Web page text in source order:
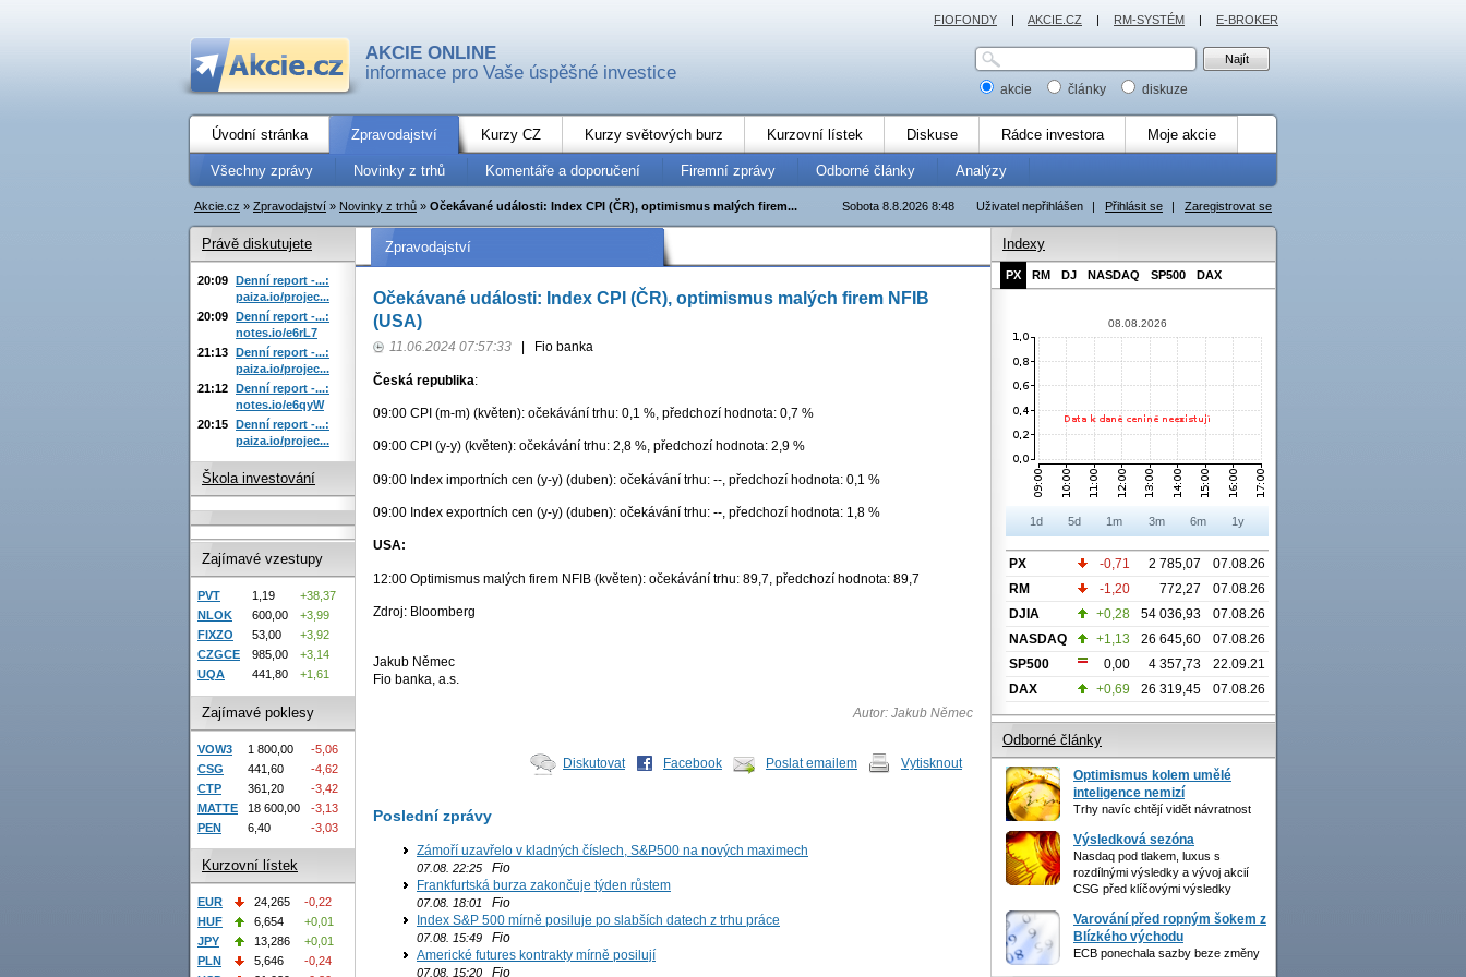
AKCIE ONLINE
informace pro Vaše úspěšné investice
akcie články diskuze
Úvodní stránka Zpravodajství Kurzy CZ Kurzy světových burz Kurzovní lístek Diskuse Rádce investora Moje akcie
Všechny zprávy Novinky z trhů Komentáře a doporučení Firemní zprávy Odborné články Analýzy
Uživatel nepřihlášen | Přihlásit se | Zaregistrovat se
Sobota 8.8.2026 8:48
Akcie.cz » Zpravodajství » Novinky z trhů » Očekávané události: Index CPI (ČR), optimismus malých firem...
Zpravodajství
Očekávané události: Index CPI (ČR), optimismus malých firem NFIB
(USA)
11.06.2024 07:57:33 Fio banka
Česká republika:
09:00 CPI (m-m) (květen): očekávání trhu: 0,1 %, předchozí hodnota: 0,7 %
09:00 CPI (y-y) (květen): očekávání trhu: 2,8 %, předchozí hodnota: 2,9 %
09:00 Index importních cen (y-y) (duben): očekávání trhu: --, předchozí hodnota: 0,1 %
09:00 Index exportních cen (y-y) (duben): očekávání trhu: --, předchozí hodnota: 1,8 %
USA:
12:00 Optimismus malých firem NFIB (květen): očekávání trhu: 89,7, předchozí hodnota: 89,7
Zdroj: Bloomberg
Jakub Němec
Fio banka, a.s.
Autor: Jakub Němec
Diskutovat Facebook Poslat emailem Vytisknout
Poslední zprávy
Zámoří uzavřelo v kladných číslech, S&P500 na nových maximech
07.08. 22:25 Fio
Frankfurtská burza zakončuje týden růstem
07.08. 18:01
Fio
Index S&P 500 mírně posiluje po slabších datech z trhu práce
07.08. 15:49 Fio
Americké futures kontrakty mírně posilují
07.08. 15:20 Fio
Právě diskutujete
20:09 Denní report -...:
paiza.io/projec...
20:09 Denní report -...:
notes.io/e6rL7
21:13 Denní report -...:
paiza.io/projec...
21:12 Denní report -...:
notes.io/e6qyW
20:15 Denní report -...:
paiza.io/projec...
Škola investování
Zajímavé vzestupy
PVT 1,19
+38,37
NLOK
600,00
+3,99
FIXZO
53,00
+3,92
CZGCE
985,00
+3,14
UQA
441,80 +1,61
Zajímavé poklesy
VOW3 1 800,00
-5,06
CSG
441,60
-4,62
CTP
361,20
-3,42
MATTE
18 600,00
-3,13
PEN
6,40 -3,03
Kurzovní lístek
EUR 24,265
-0,22
HUF
6,654
+0,01
JPY
13,286
+0,01
PLN
5,646
-0,24
Indexy
PX RM DJ NASDAQ SP500 DAX
08.08.2026
1d 5d 1m 3m 6m 1y
PX -0,71 2 785,07
07.08.26
RM
-1,20 772,27
07.08.26
DJIA
+0,28 54 036,93
07.08.26
NASDAQ
+1,13 26 645,60
07.08.26
SP500
0,00 4 357,73
22.09.21
DAX
+0,69 26 319,45 07.08.26
Odborné články
Optimismus kolem umělé
inteligence nemizí
Trhy navíc chtějí vidět návratnost
Výsledková sezóna
Nasdaq pod tlakem, luxus s
rozdílnými výsledky a vývoj akcií
CSG před klíčovými výsledky
Varování před ropným šokem z
Blízkého východu
ECB ponechala sazby beze změny
FIOFONDY | AKCIE.CZ | RM-SYSTÉM | E-BROKER